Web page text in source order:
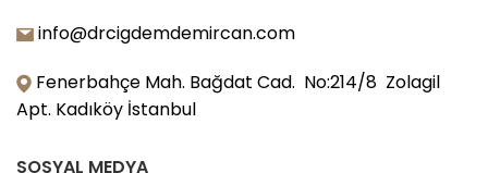
info@drcigdemdemircan.com
Fenerbahçe Mah. Bağdat Cad. No:214/8 Zolagil
Apt. Kadıköy İstanbul
SOSYAL MEDYA